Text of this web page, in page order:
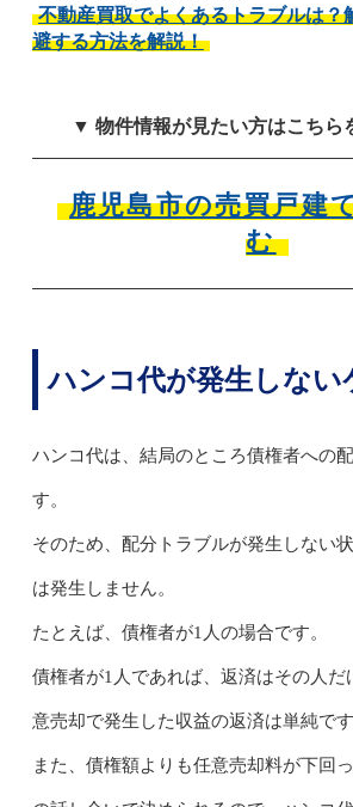
不動産買取でよくあるトラブルは？
避する方法を解説！
▼ 物件情報が見たい方はこちら
鹿児島市の売買戸建
む
ハンコ代が発生しない
ハンコ代は、結局のところ債権者への
す。
そのため、配分トラブルが発生しない
は発生しません。
たとえば、債権者が1人の場合です。
債権者が1人であれば、返済はその人だ
意売却で発生した収益の返済は単純です
また、債権額よりも任意売却料が下回